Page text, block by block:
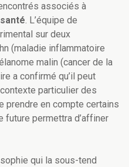
associés à
. L’équipe de
sur deux
(maladie inflammatoire
malin (cancer de la
a confirmé qu’il peut
particulier des
prendre en compte certains
future permettra d’affiner
qui la sous-tend